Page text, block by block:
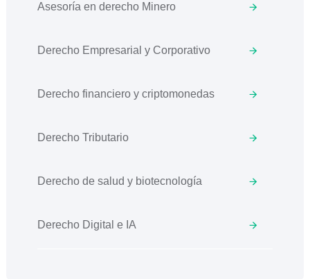
Asesoría en derecho Minero
Derecho Empresarial y Corporativo
Derecho financiero y criptomonedas
Derecho Tributario
Derecho de salud y biotecnología
Derecho Digital e IA